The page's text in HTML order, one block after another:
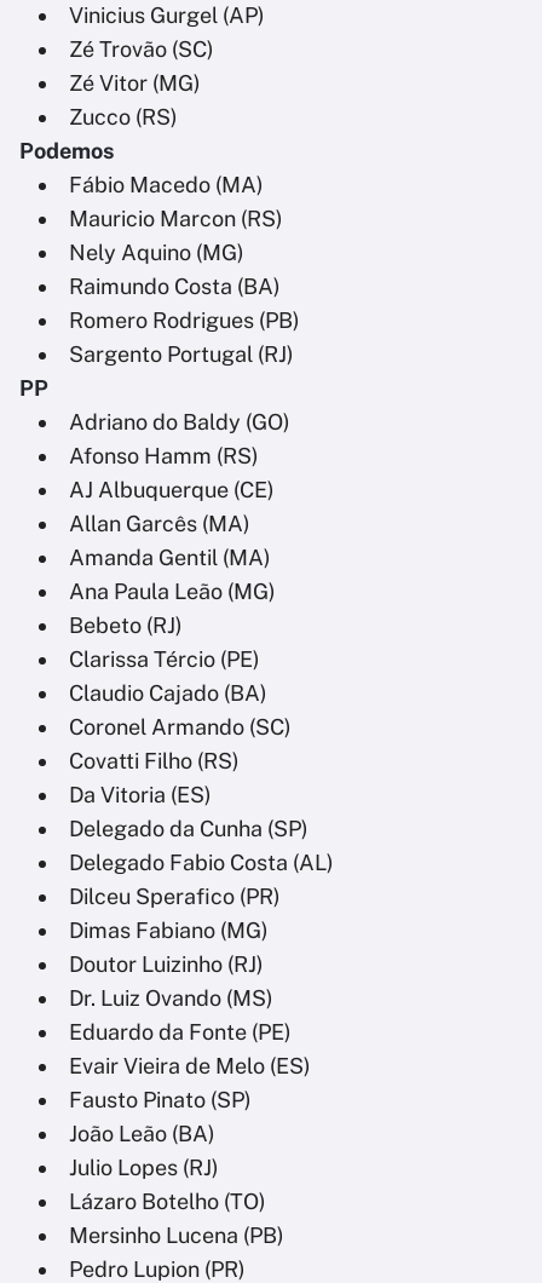
Vinicius Gurgel (AP)
Zé Trovão (SC)
Zé Vitor (MG)
Zucco (RS)
Podemos
Fábio Macedo (MA)
Mauricio Marcon (RS)
Nely Aquino (MG)
Raimundo Costa (BA)
Romero Rodrigues (PB)
Sargento Portugal (RJ)
PP
Adriano do Baldy (GO)
Afonso Hamm (RS)
AJ Albuquerque (CE)
Allan Garcês (MA)
Amanda Gentil (MA)
Ana Paula Leão (MG)
Bebeto (RJ)
Clarissa Tércio (PE)
Claudio Cajado (BA)
Coronel Armando (SC)
Covatti Filho (RS)
Da Vitoria (ES)
Delegado da Cunha (SP)
Delegado Fabio Costa (AL)
Dilceu Sperafico (PR)
Dimas Fabiano (MG)
Doutor Luizinho (RJ)
Dr. Luiz Ovando (MS)
Eduardo da Fonte (PE)
Evair Vieira de Melo (ES)
Fausto Pinato (SP)
João Leão (BA)
Julio Lopes (RJ)
Lázaro Botelho (TO)
Mersinho Lucena (PB)
Pedro Lupion (PR)